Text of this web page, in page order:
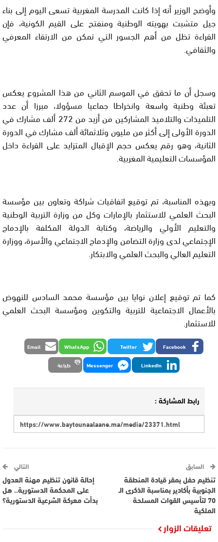
وأوضح الوزير أنه إذا كانت المدرسة المغربية تسعى اليوم إلى بناء
جيل متشبت بهويته الوطنية ومنفتح على القيم الكونية، فإن
القراءة تظل من أهم الجسور التي تمكن من الارتقاء المعرفي
والثقافي.
وسجل أن ما تحقق في الموسم الثاني من هذا المشروع يعكس
تعبئة وطنية واسعة وانخراطا جماعيا مسؤولا، مبرزا أن عدد
التلميذات والتلاميذ المشاركين من أزيد من 272 ألف مشارك في
الدورة الأولى إلى أكثر من مليون وثلاثمائة ألف مشارك في الدورة
الثانية، وهو رقم يعكس حجم الإقبال المتزايد على القراءة داخل
المؤسسات التعليمية المغربية.
وبهذه المناسبة، تم توقيع اتفاقيات شراكة وتعاون بين مؤسسة
البحث العلمي للاستثمار بالإمارات وكل من وزارة التربية الوطنية
والتعليم الأولي والرياضة، وكتابة الدولة المكلفة بالإدماج
الإجتماعي لدى وزارة التضامن والإدماج الاجتماعي والأسرة، ووزارة
التعليم العالي والبحث العلمي والابتكار.
كما تم توقيع إعلان نوايا بين مؤسسة محمد السادس للنهوض
بالأعمال الاجتماعية للتربية والتكوين ومؤسسة البحث العلمي
للاستثمار.
Facebook
Twitter
WhatsApp
Email
LinkedIn
Messenger طباعة
رابط المشاركة :
السابق
تنظيم حفل بمقر قيادة المنطقة
الجنوبية بأكادير بمناسبة الذكرى الـ
70 لتأسيس القوات المسلحة
الملكية
التالي
إحالة قانون تنظيم مهنة العدول
على المحكمة الدستورية.. هل
بدأت معركة الشرعية الدستورية؟
تعليقات الزوار